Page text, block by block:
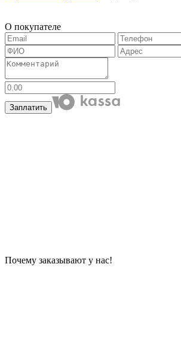
О покупателе
Заплатить
Почему заказывают у нас!